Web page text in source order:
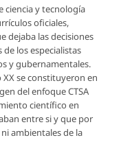
ciencia y tecnología
oficiales,
dejaba las decisiones
los especialistas
y gubernamentales.
XX se constituyeron en
del enfoque CTSA
científico en
entre si y que por
ambientales de la